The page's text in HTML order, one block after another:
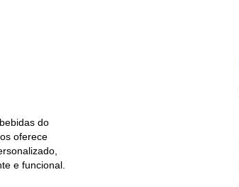
do
oferece
e funcional.